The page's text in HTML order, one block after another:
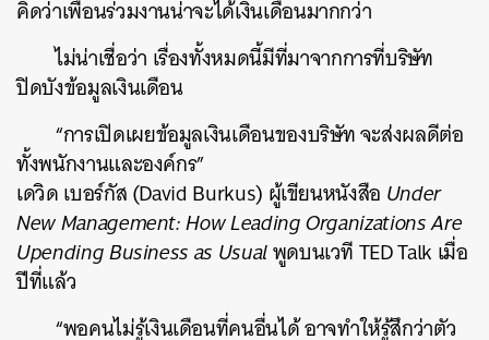
คิดว่าเพื่อนร่วมงานน่าจะได้เงินเดือนมากกว่า
ไม่น่าเชื่อว่า เรื่องทั้งหมดนี้มีที่มาจากการที่บริษัท
ปิดบังข้อมูลเงินเดือน
“การเปิดเผยข้อมูลเงินเดือนของบริษัท จะส่งผลดีต่อ
ทั้งพนักงานและองค์กร”
เดวิด เบอร์กัส (David Burkus) ผู้เขียนหนังสือ Under
New Management: How Leading Organizations Are
Upending Business as Usualพูดบนเวที TED Talk เมื่อ
ปีที่แล้ว
“พอคนไม่รู้เงินเดือนที่คนอื่นได้ อาจทำให้รู้สึกว่าตัว